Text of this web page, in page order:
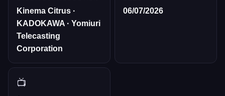
Kinema Citrus ·
KADOKAWA · Yomiuri
Telecasting
Corporation
06/07/2026
📺